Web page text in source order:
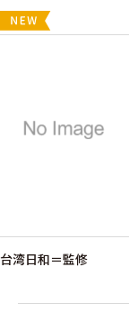
台湾日和＝監修